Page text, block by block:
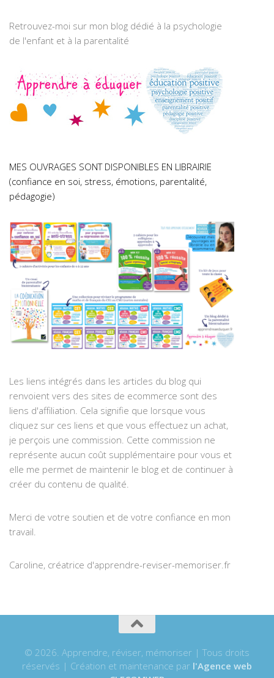
Retrouvez-moi sur mon blog dédié à la psychologie
de l'enfant et à la parentalité
MES OUVRAGES SONT DISPONIBLES EN LIBRAIRIE
(confiance en soi, stress, émotions, parentalité,
pédagogie)
Les liens intégrés dans les articles du blog qui
renvoient vers des sites de ecommerce sont des
liens d'affiliation. Cela signifie que lorsque vous
cliquez sur ces liens et que vous effectuez un achat,
je perçois une commission. Cette commission ne
représente aucun coût supplémentaire pour vous et
elle me permet de maintenir le blog et de continuer à
créer du contenu de qualité.
Merci de votre soutien et de votre confiance en mon
travail.
Caroline, créatrice d'apprendre-reviser-memoriser.fr
© 2026. Apprendre, réviser, mémoriser | Tous droits
réservés | Création et maintenance par l'Agence web